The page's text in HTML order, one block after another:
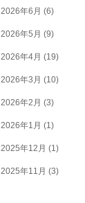
2026年6月 (6)
2026年5月 (9)
2026年4月 (19)
2026年3月 (10)
2026年2月 (3)
2026年1月 (1)
2025年12月 (1)
2025年11月 (3)